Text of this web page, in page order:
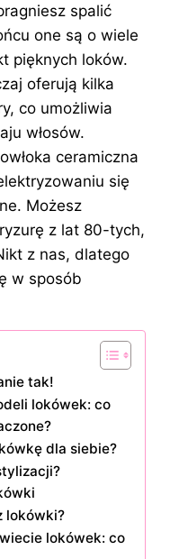
spalić
one są o wiele
pięknych loków.
oferują kilka
co umożliwia
włosów.
ceramiczna
się
Możesz
z lat 80-tych,
z nas, dlatego
w sposób
tak!
lokówek: co
dla siebie?
lokówki?
lokówek: co